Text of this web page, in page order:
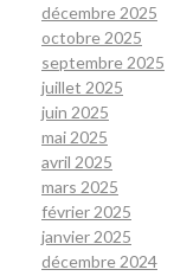
décembre 2025
octobre 2025
septembre 2025
juillet 2025
juin 2025
mai 2025
avril 2025
mars 2025
février 2025
janvier 2025
décembre 2024